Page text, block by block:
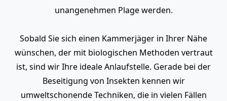
unangenehmen Plage werden.
Sobald Sie sich einen Kammerjäger in Ihrer Nähe
wünschen, der mit biologischen Methoden vertraut
ist, sind wir Ihre ideale Anlaufstelle. Gerade bei der
Beseitigung von Insekten kennen wir
umweltschonende Techniken, die in vielen Fällen